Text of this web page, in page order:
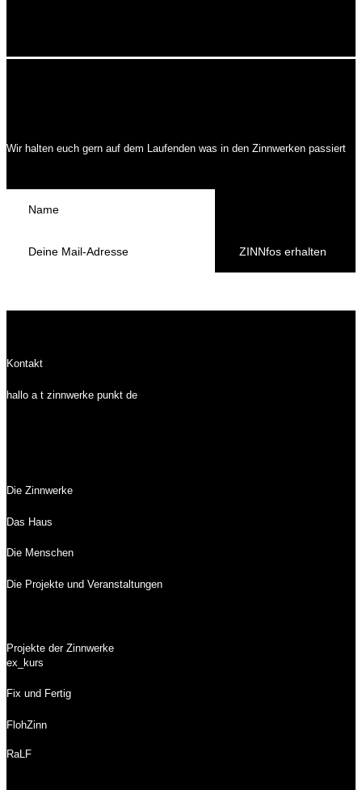
Wir halten euch gern auf dem Laufenden was in den Zinnwerken passiert
ZINNfos erhalten
Kontakt
hallo a t zinnwerke punkt de
Die Zinnwerke
Das Haus
Die Menschen
Die Projekte und Veranstaltungen
Projekte der Zinnwerke
ex_kurs
Fix und Fertig
FlohZinn
RaLF